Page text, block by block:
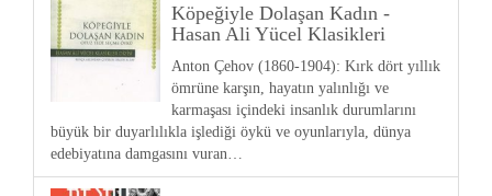
Köpeğiyle Dolaşan Kadın -
Hasan Ali Yücel Klasikleri
Anton Çehov (1860-1904): Kırk dört yıllık
ömrüne karşın, hayatın yalınlığı ve
karmaşası içindeki insanlık durumlarını
büyük bir duyarlılıkla işlediği öykü ve oyunlarıyla, dünya
edebiyatına damgasını vuran…